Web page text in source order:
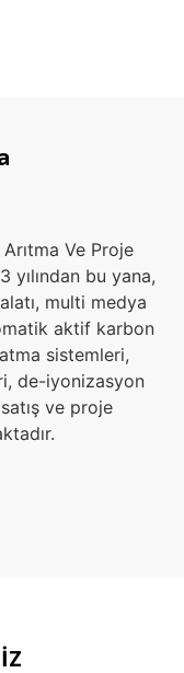
Ve Proje
bu yana,
multi medya
aktif karbon
sistemleri,
de-iyonizasyon
ve proje